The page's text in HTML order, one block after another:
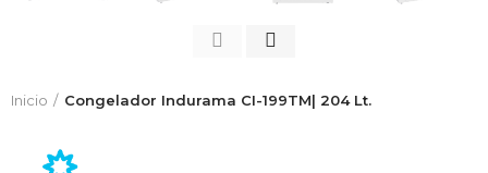
Inicio Congelador Indurama CI-199TM| 204 Lt.